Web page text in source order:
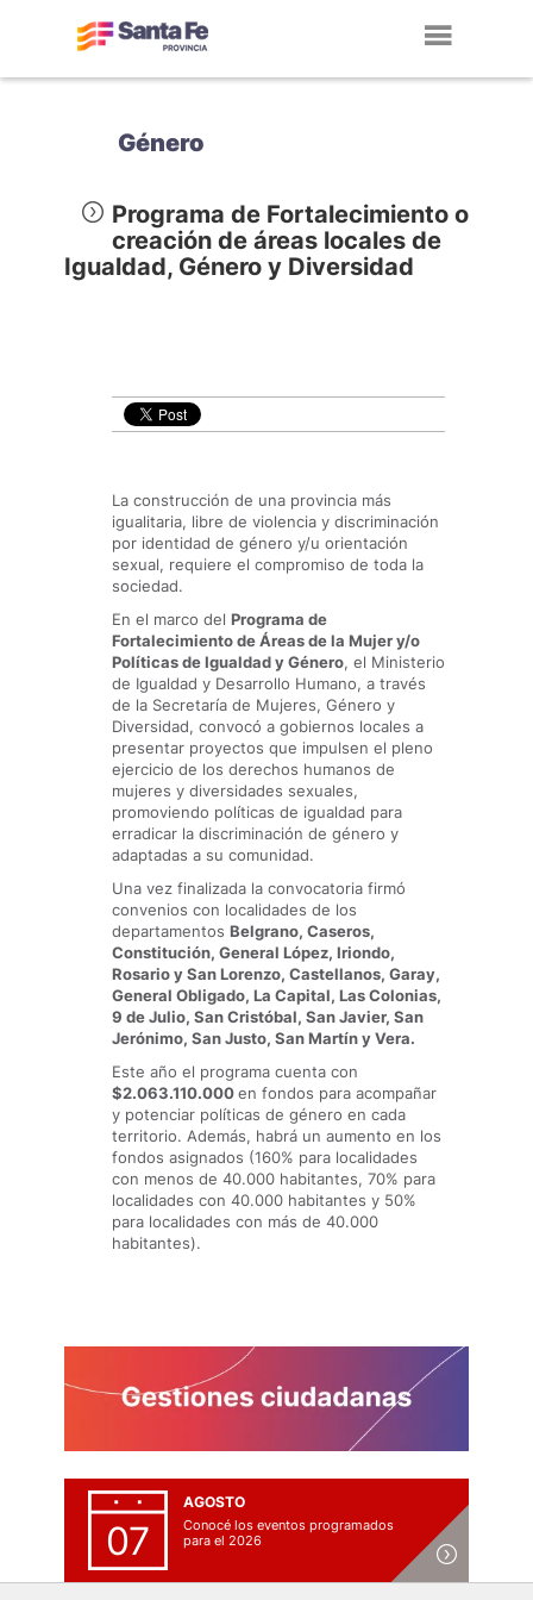
Género
Programa de Fortalecimiento o
creación de áreas locales de
Igualdad, Género y Diversidad
La construcción de una provincia más
igualitaria, libre de violencia y discriminación
por identidad de género y/u orientación
sexual, requiere el compromiso de toda la
sociedad.
En el marco del Programa de
Fortalecimiento de Áreas de la Mujer y/o
Políticas de Igualdad y Género, el Ministerio
de Igualdad y Desarrollo Humano, a través
de la Secretaría de Mujeres, Género y
Diversidad, convocó a gobiernos locales a
presentar proyectos que impulsen el pleno
ejercicio de los derechos humanos de
mujeres y diversidades sexuales,
promoviendo políticas de igualdad para
erradicar la discriminación de género y
adaptadas a su comunidad.
Una vez finalizada la convocatoria firmó
convenios con localidades de los
departamentos Belgrano, Caseros,
Constitución, General López, Iriondo,
Rosario y San Lorenzo, Castellanos, Garay,
General Obligado, La Capital, Las Colonias,
9 de Julio, San Cristóbal, San Javier, San
Jerónimo, San Justo, San Martín y Vera.
Este año el programa cuenta con
$2.063.110.000en fondos para acompañar
y potenciar políticas de género en cada
territorio. Además, habrá un aumento en los
fondos asignados (160% para localidades
con menos de 40.000 habitantes, 70% para
localidades con 40.000 habitantes y 50%
para localidades con más de 40.000
habitantes).
07
AGOSTO
Conocé los eventos programados
para el 2026